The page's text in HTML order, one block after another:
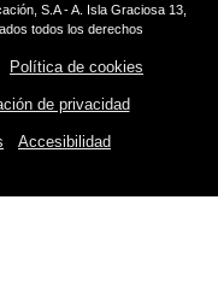
S.A - A. Isla Graciosa 13,
todos los derechos
Política de cookies
de privacidad
Accesibilidad